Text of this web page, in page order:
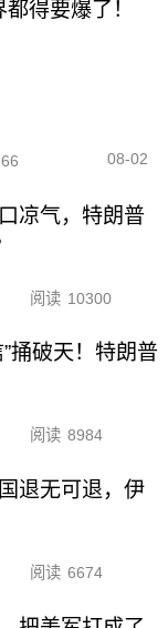
得要爆了！
08-02
凉气，特朗普
阅读 10300
捅破天！特朗普
阅读 8984
退无可退，伊
阅读 6674